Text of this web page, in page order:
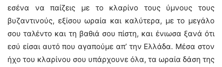
εσένα να παίζεις με το κλαρίνο τους ύμνους τους
βυζαντινούς, εξίσου ωραία και καλύτερα, με το μεγάλο
σου ταλέντο και τη βαθιά σου πίστη, και ένιωσα ξανά ότι
εσύ είσαι αυτό που αγαπούμε απ’ την Ελλάδα. Μέσα στον
ήχο του κλαρίνου σου υπάρχουνε όλα, τα ωραία δάση της